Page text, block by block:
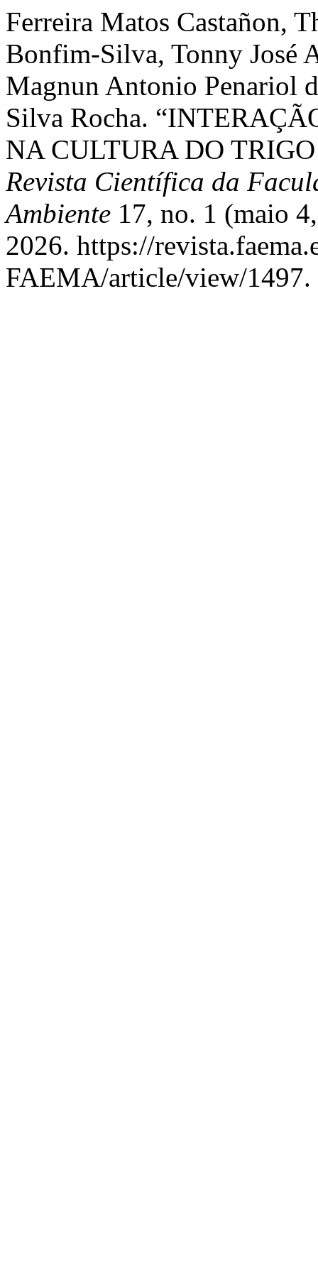
Ferreira Matos Castañon,
Bonfim-Silva, Tonny José
Magnun Antonio Penariol
Silva Rocha.
NA CULTURA DO
Revista Científica da
Ambiente 17, no. 1 (maio
2026. https://
FAEMA/article/view/1497.